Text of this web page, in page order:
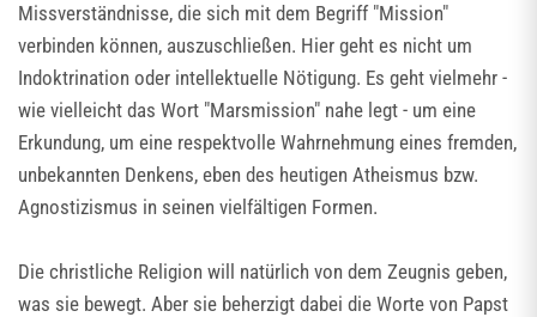
Missverständnisse, die sich mit dem Begriff "Mission"
verbinden können, auszuschließen. Hier geht es nicht um
Indoktrination oder intellektuelle Nötigung. Es geht vielmehr -
wie vielleicht das Wort "Marsmission" nahe legt - um eine
Erkundung, um eine respektvolle Wahrnehmung eines fremden,
unbekannten Denkens, eben des heutigen Atheismus bzw.
Agnostizismus in seinen vielfältigen Formen.
Die christliche Religion will natürlich von dem Zeugnis geben,
was sie bewegt. Aber sie beherzigt dabei die Worte von Papst